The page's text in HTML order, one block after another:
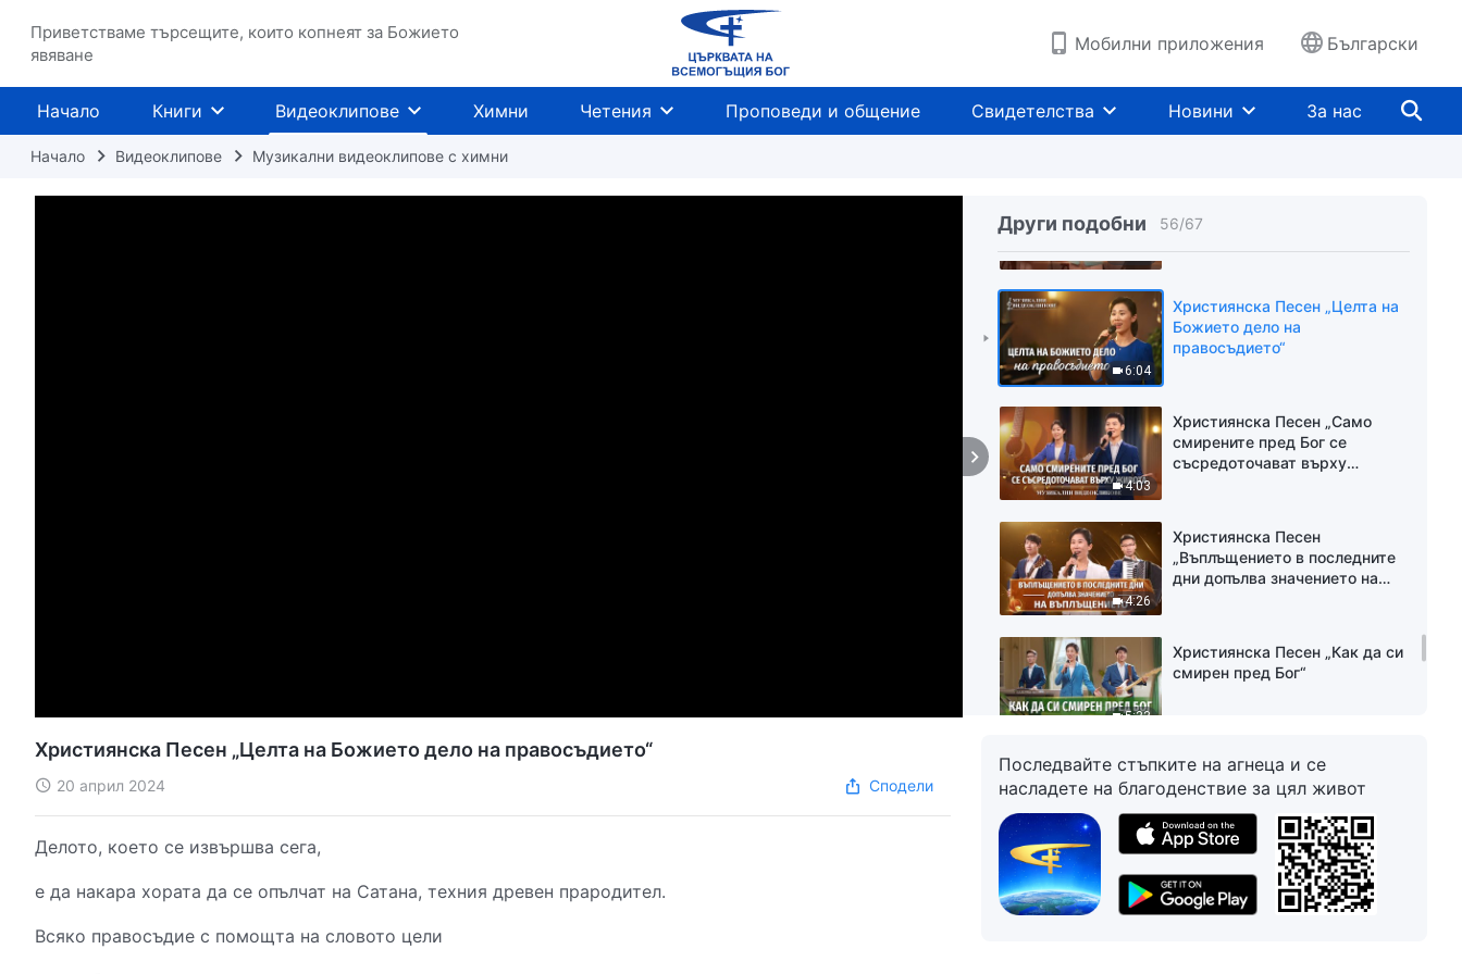
Приветстваме търсещите, които копнеят за Божието
явяване
Мобилни приложения Български
Начало Книги Видеоклипове Химни Четения Проповеди и общение Свидетелства Новини За нас
Начало Видеоклипове Музикални видеоклипове с химни
Други подобни 56/67
5:50
човечеството“
4:02
слова“
6:04
Християнска Песен „Целта на
Божието дело на
правосъдието“
4:03
Християнска Песен „Само
смирените пред Бог се
съсредоточават върху
4:26
Християнска Песен
„Въплъщението в последните
дни допълва значението на
5:33
Християнска Песен „Как да си
смирен пред Бог“
8:47
Християнска Песен „Бог иска
човечеството да се стреми
Християнска Песен 2023
„Бъдете хора, които
Християнска Песен „Целта на Божието дело на правосъдието“
20 април 2024 Сподели
Делото, което се извършва сега,
е да накара хората да се опълчат на Сатана, техния древен прародител.
Всяко правосъдие с помощта на словото цели
Последвайте стъпките на агнеца и се
насладете на благоденствие за цял живот